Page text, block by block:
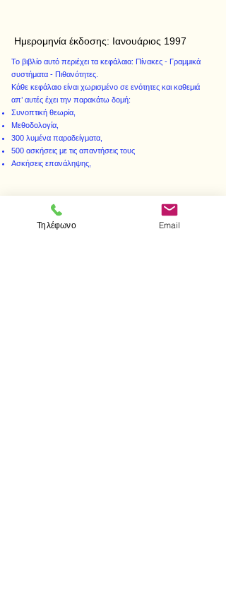
Ημερομηνία έκδοσης: Ιανουάριος 1997
Το βιβλίο αυτό περιέχει τα κεφάλαια: Πίνακες - Γραμμικά
συστήματα - Πιθανότητες.
Κάθε κεφάλαιο είναι χωρισμένο σε ενότητες και καθεμιά
απ’ αυτές έχει την παρακάτω δομή:
Συνοπτική θεωρία,
Μεθοδολογία,
300 λυμένα παραδείγματα,
500 ασκήσεις με τις απαντήσεις τους
Ασκήσεις επανάληψης,
< Προηγούμενο Επόμενο >
Τηλέφωνο Email